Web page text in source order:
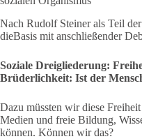
Nach Rudolf Steiner als Teil
dieBasis mit anschließender
Soziale Dreigliederung:
Brüderlichkeit: Ist der
Dazu müssten wir diese
Medien und freie Bildung,
können. Können wir das?